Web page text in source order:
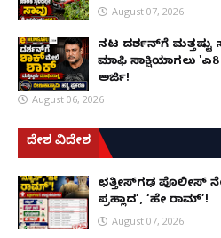
August 07, 2026
ನಟ ದರ್ಶನ್‌ಗೆ ಮತ್ತಷ್ಟು
ಮಾಫಿ ಸಾಕ್ಷಿಯಾಗಲು
ಅರ್ಜಿ!
August 06, 2026
ದೇಶ ವಿದೇಶ
ಛತ್ತೀಸ್‌ಗಢ ಪೊಲೀಸ್
ಪ್ರಹ್ಲಾದ’, ‘ಹೇ ರಾಮ್’!
August 07, 2026